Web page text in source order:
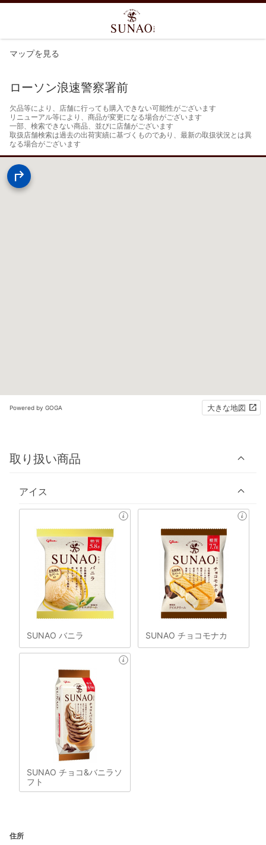
マップを見る
ローソン浪速警察署前
欠品等により、店舗に行っても購入できない可能性がございます
リニューアル等により、商品が変更になる場合がございます
一部、検索できない商品、並びに店舗がございます
取扱店舗検索は過去の出荷実績に基づくものであり、最新の取扱状況とは異
なる場合がございます
Powered by GOGA 大きな地図
取り扱い商品
アイス
SUNAO バニラ SUNAO チョコモナカ
SUNAO チョコ&バニラソ
フト
住所